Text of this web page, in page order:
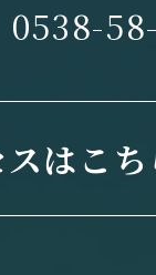
スはこ